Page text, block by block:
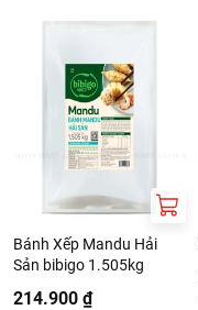
Bánh Xếp Mandu Hải
Sản bibigo 1.505kg
214.900 ₫